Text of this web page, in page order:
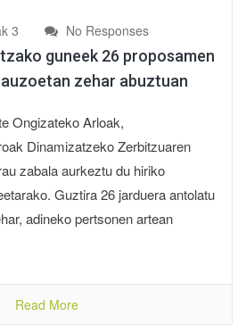
3 No Responses
guneek 26 proposamen
zehar abuztuan
Ongizateko Arloak,
Dinamizatzeko Zerbitzuaren
zabala aurkeztu du hiriko
Guztira 26 jarduera antolatu
adineko pertsonen artean
Read More